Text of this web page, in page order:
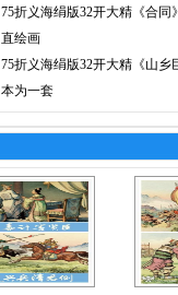
75折义海绢版32开大精《合同
直绘画
75折义海绢版32开大精《山乡
本为一套